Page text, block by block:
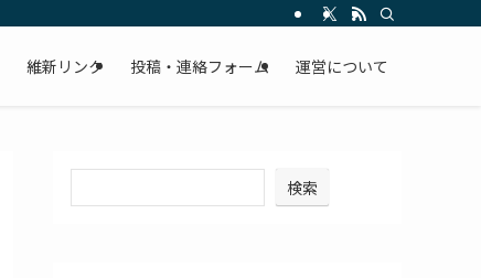
維新リンク 投稿・連絡フォーム 運営について
検索